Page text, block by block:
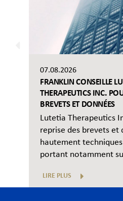
07.08.2026
FRANKLIN CONSEILLE
THERAPEUTICS INC.
BREVETS ET DONNÉES
Lutetia Therapeutics
reprise des brevets et
hautement
portant notamment
LIRE PLUS